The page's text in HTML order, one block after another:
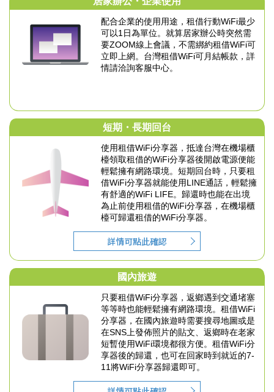
配合企業的使用用途，租借行動WiFi最少
可以1日為單位。就算居家辦公時突然需
要ZOOM線上會議，不需綁約租借WiFi可
立即上網。 台灣租借WiFi可月結帳款，詳
情請洽詢客服中心。
短期・長期回台
使用租借WiFi分享器，抵達台灣在機場櫃
檯領取租借的WiFi分享器後開啟電源便能
輕鬆擁有網路環境。 短期回台時，只要租
借WiFi分享器就能使用LINE通話， 輕鬆擁
有舒適的WiFi LIFE。 歸還時也能在出境
為止前使用租借的WiFi分享器， 在機場櫃
檯可歸還租借的WiFi分享器。
詳情可點此確認
國內旅遊
只要租借WiFi分享器，返鄉遇到交通堵塞
等等時也能輕鬆擁有網路環境。 租借WiFi
分享器，在國內旅遊時需要搜尋地圖或是
在SNS上發佈照片的貼文、返鄉時在老家
短暫使用WiFi環境都很方便。 租借WiFi分
享器後的歸還，也可在回家時到就近的7-
11將WiFi分享器歸還即可。